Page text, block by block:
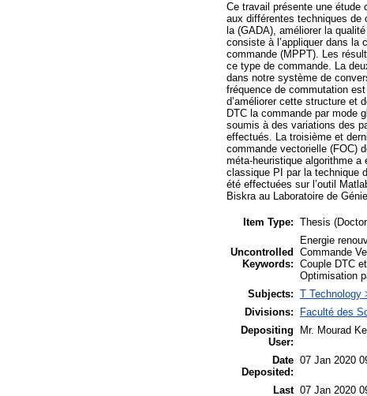
Ce travail présente une étude
aux différentes techniques de
la (GADA), améliorer la
consiste à l’appliquer dans la
commande (MPPT). Les
ce type de commande. La
dans notre système de
fréquence de commutation
d’améliorer cette structure et
DTC la commande par mode
soumis à des variations des
effectués. La troisième et
commande vectorielle (FOC)
méta-heuristique algorithme a
classique PI par la technique
été effectuées sur l’outil
Biskra au Laboratoire de
Item Type: Thesis
Uncontrolled
Keywords:
Energie
Commande
Couple DTC
Optimisation
Subjects: T Technology
Divisions:
Faculté des
Depositing
User:
Mr. Mourad
Date
Deposited:
07 Jan 2020
Last 07 Jan 2020